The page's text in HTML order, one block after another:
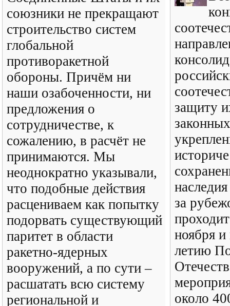
союзники не прекращают
строительство систем
глобальной
противоракетной
обороны. Причём ни
наши озабоченности, ни
предложения о
сотрудничестве, к
сожалению, в расчёт не
принимаются. Мы
неоднократно указывали,
что подобные действия
расцениваем как попытку
подорвать существующий
паритет в области
ракетно-ядерных
вооружений, а по сути –
расшатать всю систему
региональной и
защиту
за
ноября
летию
около